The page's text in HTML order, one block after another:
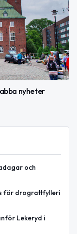
nyheter
och
för drograttfylleri
Lekeryd i